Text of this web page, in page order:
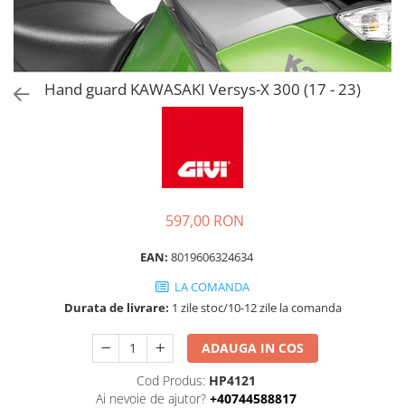
Hand guard KAWASAKI Versys-X 300 (17 - 23)
597,00 RON
EAN: 8019606324634
LA COMANDA
Durata de livrare: 1 zile stoc/10-12 zile la comanda
ADAUGA IN COS
Cod Produs: HP4121
Ai nevoie de ajutor? +40744588817